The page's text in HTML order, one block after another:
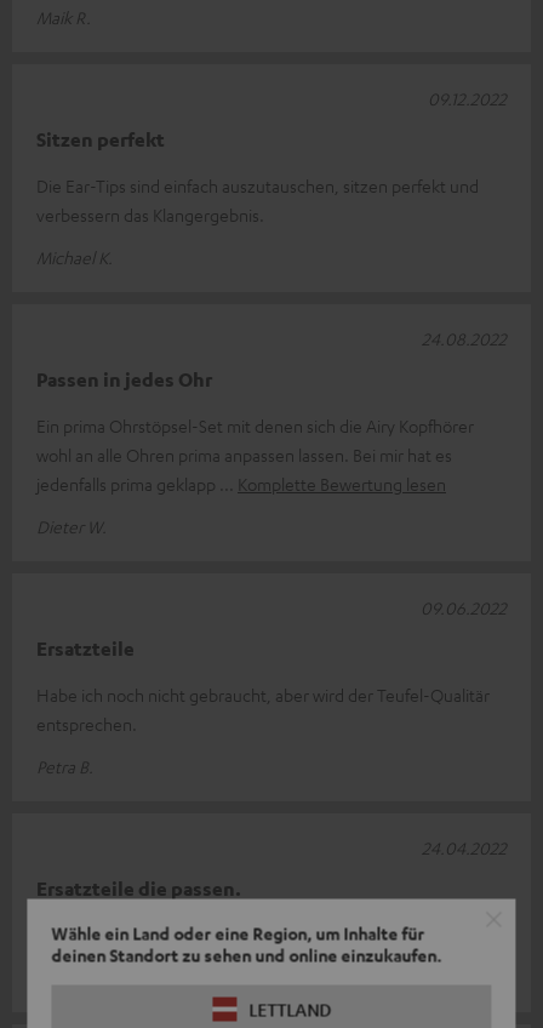
Wähle ein Land oder eine Region, um Inhalte für
deinen Standort zu sehen und online einzukaufen.
LETTLAND
Maik R.
Sitzen perfekt
Die Ear-Tips sind einfach auszutauschen, sitzen perfekt und
verbessern das Klangergebnis.
Michael K.
09.12.2022
Passen in jedes Ohr
Ein prima Ohrstöpsel-Set mit denen sich die Airy Kopfhörer
wohl an alle Ohren prima anpassen lassen. Bei mir hat es
jedenfalls prima geklapp
Komplette Bewertung lesen
Dieter W.
24.08.2022
Ersatzteile
Habe ich noch nicht gebraucht, aber wird der Teufel-Qualitär
entsprechen.
Petra B.
09.06.2022
Ersatzteile die passen.
Gleich mitbestellen. Das ist einfacher.
24.04.2022